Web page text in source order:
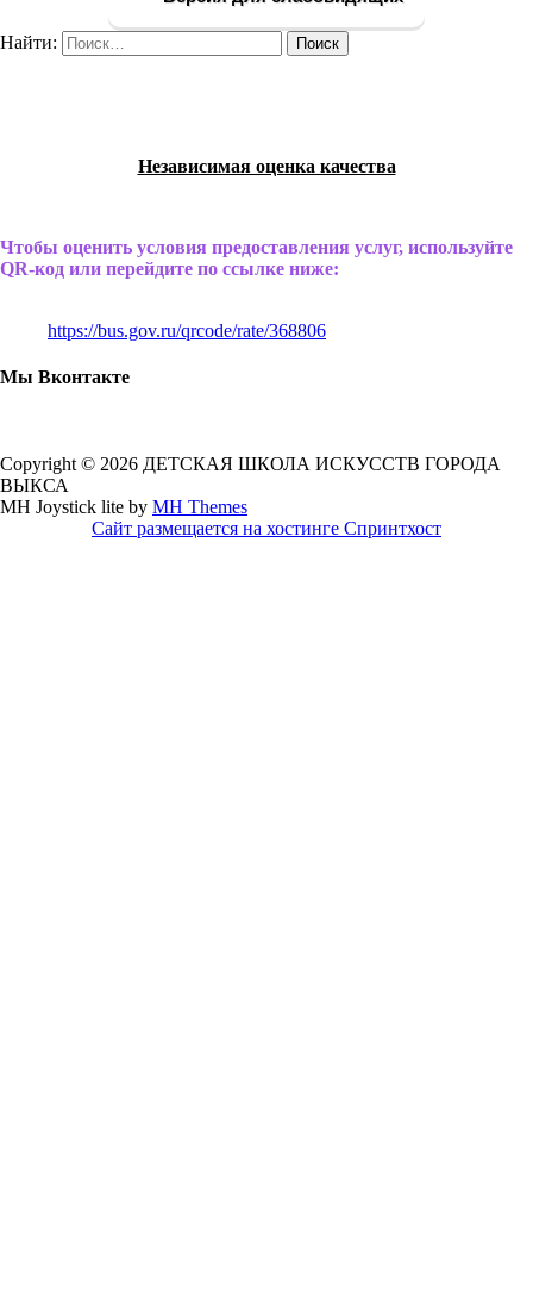
Найти:
Независимая оценка качества
Чтобы оценить условия предоставления услуг, используйте
QR-код или перейдите по ссылке ниже:
https://bus.gov.ru/qrcode/rate/368806
Мы Вконтакте
Copyright © 2026 ДЕТСКАЯ ШКОЛА ИСКУССТВ ГОРОДА
ВЫКСА
MH Joystick lite by MH Themes
Сайт размещается на хостинге Спринтхост